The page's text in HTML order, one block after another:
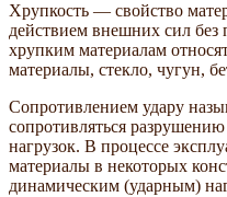
Хрупкость — свойство
действием внешних сил
хрупким материалам
материалы, стекло, чугун,
Сопротивлением удару
сопротивляться
нагрузок. В процессе
материалы в некоторых
динамическим (ударным)